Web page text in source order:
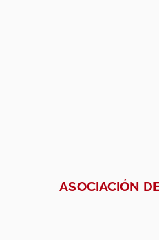
ASOCIACIÓN